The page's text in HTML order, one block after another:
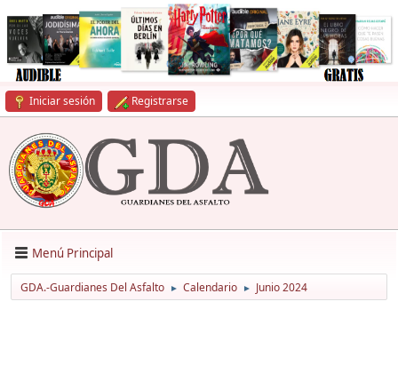
Iniciar sesión Registrarse
Menú Principal
GDA.-Guardianes Del Asfalto ► Calendario ► Junio 2024